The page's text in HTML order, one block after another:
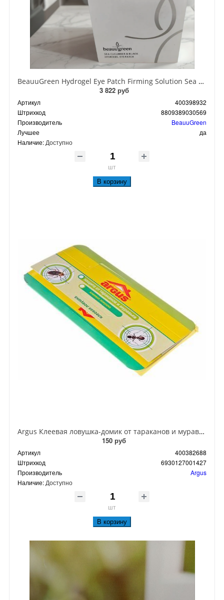
BeauuGreen Hydrogel Eye Patch Firming Solution Sea Cocumber & Black Гидрогелевые патчи для кожи вокруг глаз с экстрактом черного морского огурца 60 шт 90 гр
3 822 руб
Артикул
400398932
Штрихкод
8809389030569
Производитель
BeauuGreen
Лучшее
да
Наличие: Доступно
шт
В корзину
Argus Клеевая ловушка-домик от тараканов и муравьев
150 руб
Артикул
400382688
Штрихкод
6930127001427
Производитель
Argus
Наличие: Доступно
шт
В корзину